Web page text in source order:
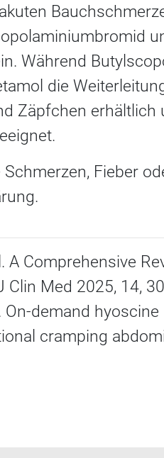
Während
die
Zäpfchen
Schmerzen, Fieber
A Comprehensive
Clin Med 2025, 14,
On-demand
cramping